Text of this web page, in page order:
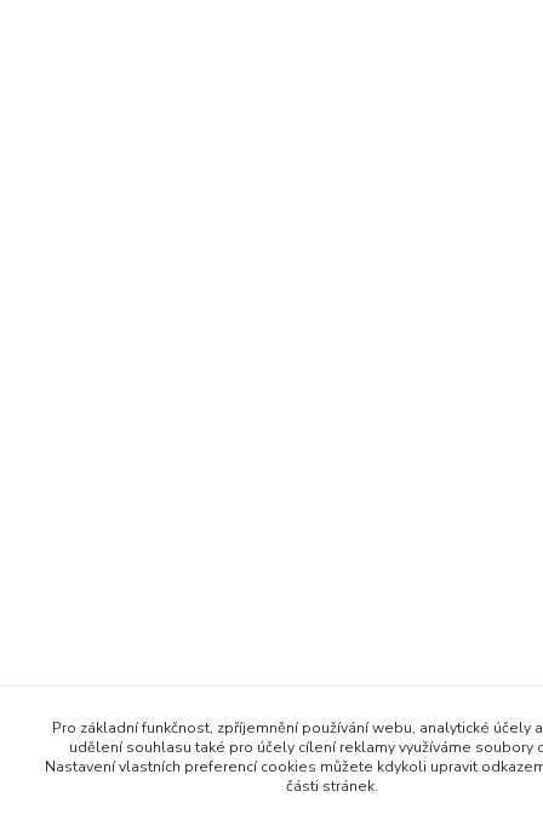
Pro základní funkčnost, zpříjemnění používání webu, analytické účely
udělení souhlasu také pro účely cílení reklamy využíváme soubory
Nastavení vlastních preferencí cookies můžete kdykoli upravit
části stránek.